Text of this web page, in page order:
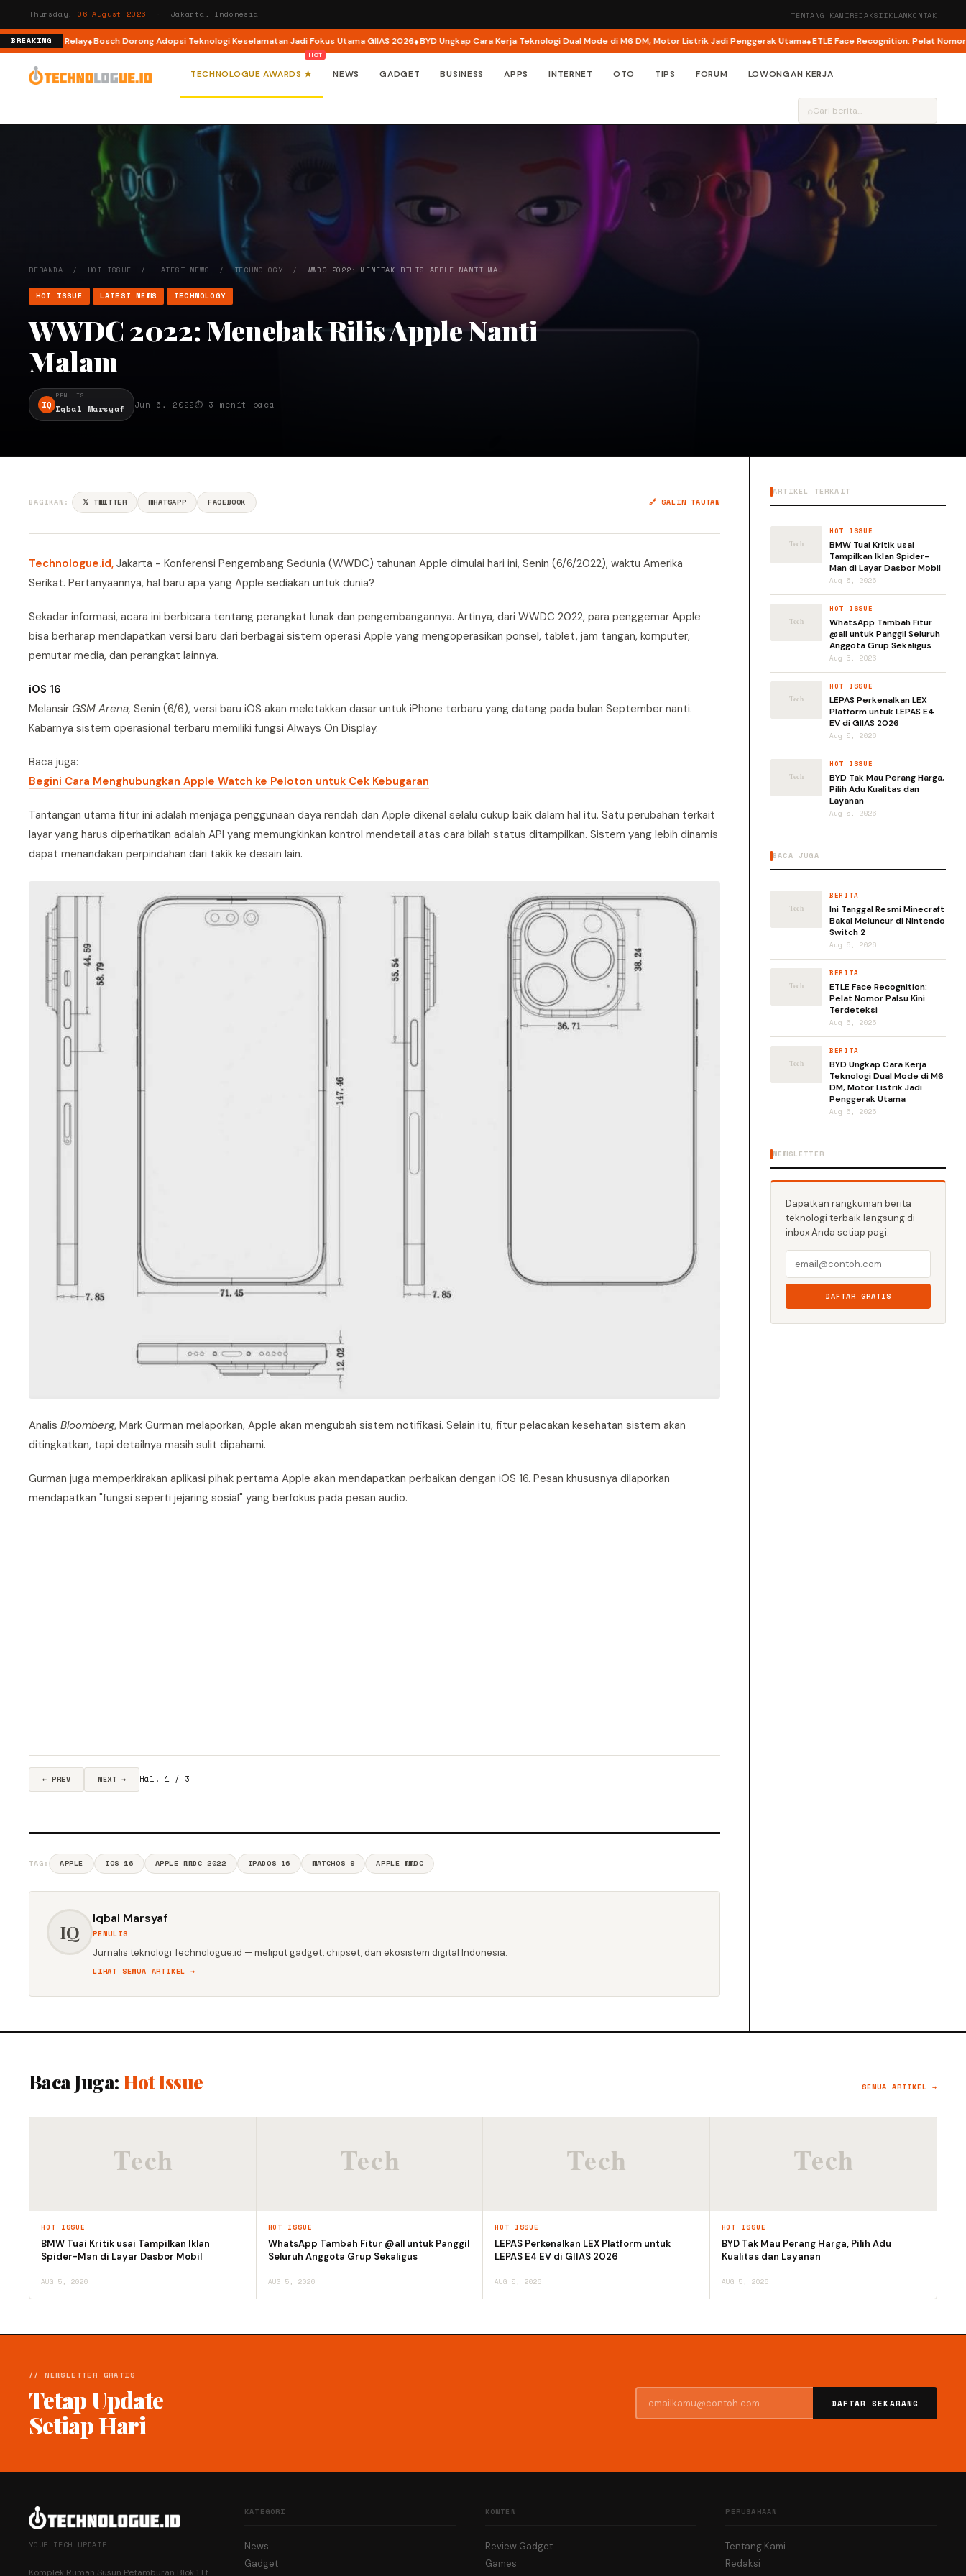
Thursday, 06 August 2026 · Jakarta, Indonesia TENTANG KAMIREDAKSIIKLANKONTAK
BREAKING
Relay Bosch Dorong Adopsi Teknologi Keselamatan Jadi Fokus Utama GIIAS 2026 BYD Ungkap Cara Kerja Teknologi Dual Mode di M6 DM, Motor Listrik Jadi Penggerak Utama ETLE Face Recognition: Pelat Nomor Palsu
TECHNOLOGUE AWARDS ★ NEWS GADGET BUSINESS APPS INTERNET OTO TIPS FORUM LOWONGAN KERJA
⌕
BERANDA / HOT ISSUE / LATEST NEWS /TECHNOLOGY / WWDC 2022: MENEBAK RILIS APPLE NANTI MA…
HOT ISSUE LATEST NEWS TECHNOLOGY
WWDC 2022: Menebak Rilis Apple Nanti
Malam
IQ
PENULIS
Iqbal Marsyaf Jun 6, 2022⏱ 3 menit baca
BAGIKAN: 𝕏 TWITTER WHATSAPP FACEBOOK 🔗 SALIN TAUTAN
Technologue.id, Jakarta - Konferensi Pengembang Sedunia (WWDC) tahunan Apple dimulai hari ini, Senin (6/6/2022), waktu Amerika
Serikat. Pertanyaannya, hal baru apa yang Apple sediakan untuk dunia?
Sekadar informasi, acara ini berbicara tentang perangkat lunak dan pengembangannya. Artinya, dari WWDC 2022, para penggemar Apple
bisa berharap mendapatkan versi baru dari berbagai sistem operasi Apple yang mengoperasikan ponsel, tablet, jam tangan, komputer,
pemutar media, dan perangkat lainnya.
iOS 16
Melansir GSM Arena, Senin (6/6), versi baru iOS akan meletakkan dasar untuk iPhone terbaru yang datang pada bulan September nanti.
Kabarnya sistem operasional terbaru memiliki fungsi Always On Display.
Baca juga:
Begini Cara Menghubungkan Apple Watch ke Peloton untuk Cek Kebugaran
Tantangan utama fitur ini adalah menjaga penggunaan daya rendah dan Apple dikenal selalu cukup baik dalam hal itu. Satu perubahan terkait
layar yang harus diperhatikan adalah API yang memungkinkan kontrol mendetail atas cara bilah status ditampilkan. Sistem yang lebih dinamis
dapat menandakan perpindahan dari takik ke desain lain.
Analis Bloomberg, Mark Gurman melaporkan, Apple akan mengubah sistem notifikasi. Selain itu, fitur pelacakan kesehatan sistem akan
ditingkatkan, tapi detailnya masih sulit dipahami.
Gurman juga memperkirakan aplikasi pihak pertama Apple akan mendapatkan perbaikan dengan iOS 16. Pesan khususnya dilaporkan
mendapatkan "fungsi seperti jejaring sosial" yang berfokus pada pesan audio.
← PREV NEXT → Hal. 1 / 3
TAG: APPLE IOS 16 APPLE WWDC 2022 IPADOS 16 WATCHOS 9 APPLE WWDC
IQ
Iqbal Marsyaf
PENULIS
Jurnalis teknologi Technologue.id — meliput gadget, chipset, dan ekosistem digital Indonesia.
LIHAT SEMUA ARTIKEL →
ARTIKEL TERKAIT
HOT ISSUE
BMW Tuai Kritik usai
Tampilkan Iklan Spider-
Man di Layar Dasbor Mobil
Aug 5, 2026
HOT ISSUE
WhatsApp Tambah Fitur
@all untuk Panggil Seluruh
Anggota Grup Sekaligus
Aug 5, 2026
HOT ISSUE
LEPAS Perkenalkan LEX
Platform untuk LEPAS E4
EV di GIIAS 2026
Aug 5, 2026
HOT ISSUE
BYD Tak Mau Perang Harga,
Pilih Adu Kualitas dan
Layanan
Aug 5, 2026
BACA JUGA
BERITA
Ini Tanggal Resmi Minecraft
Bakal Meluncur di Nintendo
Switch 2
Aug 6, 2026
BERITA
ETLE Face Recognition:
Pelat Nomor Palsu Kini
Terdeteksi
Aug 6, 2026
BERITA
BYD Ungkap Cara Kerja
Teknologi Dual Mode di M6
DM, Motor Listrik Jadi
Penggerak Utama
Aug 6, 2026
NEWSLETTER
Dapatkan rangkuman berita
teknologi terbaik langsung di
inbox Anda setiap pagi.
DAFTAR GRATIS
Baca Juga: Hot Issue SEMUA ARTIKEL →
HOT ISSUE
BMW Tuai Kritik usai Tampilkan Iklan
Spider-Man di Layar Dasbor Mobil
AUG 5, 2026
HOT ISSUE
WhatsApp Tambah Fitur @all untuk Panggil
Seluruh Anggota Grup Sekaligus
AUG 5, 2026
HOT ISSUE
LEPAS Perkenalkan LEX Platform untuk
LEPAS E4 EV di GIIAS 2026
AUG 5, 2026
HOT ISSUE
BYD Tak Mau Perang Harga, Pilih Adu
Kualitas dan Layanan
AUG 5, 2026
// NEWSLETTER GRATIS
Tetap Update
Setiap Hari
DAFTAR SEKARANG
YOUR TECH UPDATE
Komplek Rumah Susun Petamburan Blok 1 Lt.
KATEGORI
News
Gadget
KONTEN
Review Gadget
Games
PERUSAHAAN
Tentang Kami
Redaksi